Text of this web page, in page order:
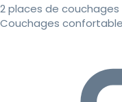
2 places de couchages
Couchages